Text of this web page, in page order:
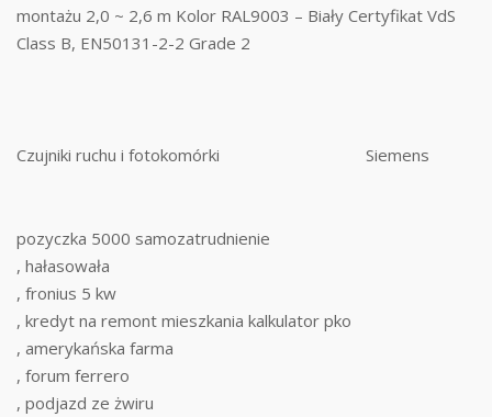
montażu 2,0 ~ 2,6 m Kolor RAL9003 – Biały Certyfikat VdS
Class B, EN50131-2-2 Grade 2
Czujniki ruchu i fotokomórki Siemens
pozyczka 5000 samozatrudnienie
, hałasowała
, fronius 5 kw
, kredyt na remont mieszkania kalkulator pko
, amerykańska farma
, forum ferrero
, podjazd ze żwiru